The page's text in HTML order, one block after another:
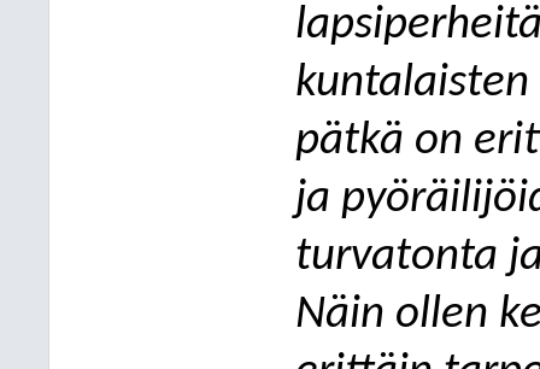
pätkä on
ja
turvatonta
Näin ollen